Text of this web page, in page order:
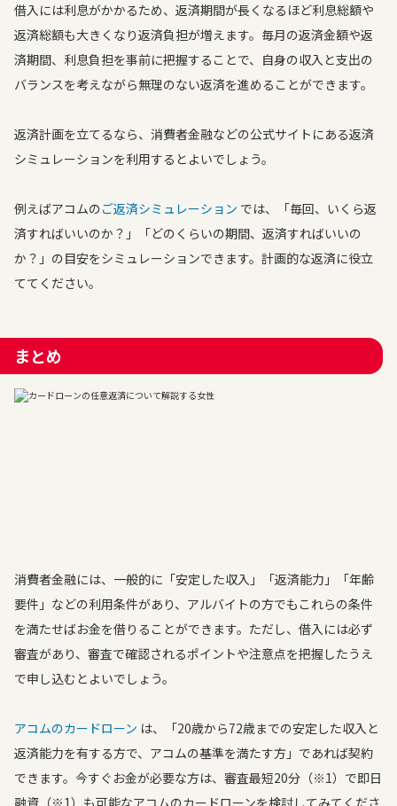
借入には利息がかかるため、返済期間が長くなるほど利息総額や
返済総額も大きくなり返済負担が増えます。毎月の返済金額や返
済期間、利息負担を事前に把握することで、自身の収入と支出の
バランスを考えながら無理のない返済を進めることができます。
返済計画を立てるなら、消費者金融などの公式サイトにある返済
シミュレーションを利用するとよいでしょう。
例えばアコムの ご返済シミュレーション では、「毎回、いくら返
済すればいいのか？」「どのくらいの期間、返済すればいいの
か？」の目安をシミュレーションできます。計画的な返済に役立
ててください。
まとめ
消費者金融には、一般的に「安定した収入」「返済能力」「年齢
要件」などの利用条件があり、アルバイトの方でもこれらの条件
を満たせばお金を借りることができます。ただし、借入には必ず
審査があり、審査で確認されるポイントや注意点を把握したうえ
で申し込むとよいでしょう。
アコムのカードローン は、「20歳から72歳までの安定した収入と
返済能力を有する方で、アコムの基準を満たす方」であれば契約
できます。今すぐお金が必要な方は、審査最短20分（※1）で即日
融資（※1）も可能なアコムのカードローンを検討してみてくださ